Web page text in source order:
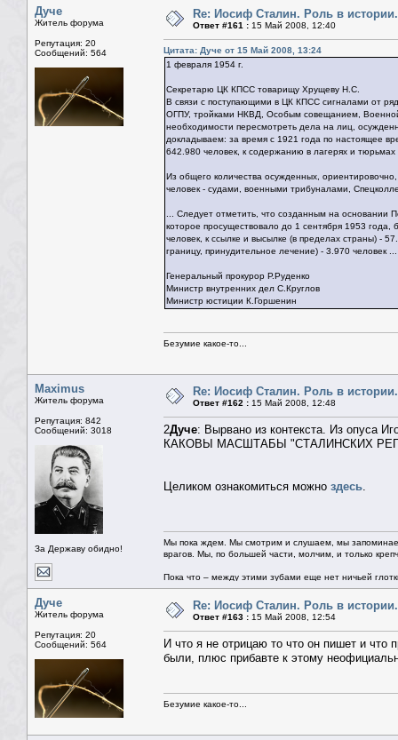
Дуче
Житель форума
Репутация: 20
Сообщений: 564
Re: Иосиф Сталин. Роль в истории.
Ответ #161 : 15 Май 2008, 12:40
Цитата: Дуче от 15 Май 2008, 13:24
1 февраля 1954 г.
Секретарю ЦК КПСС товарищу Хрущеву Н.С.
В связи с поступающими в ЦК КПСС сигналами от
ОГПУ, тройками НКВД, Особым совещанием,
необходимости пересмотреть дела на лиц,
докладываем: за время с 1921 года по настоящее
642.980 человек, к содержанию в лагерях и
Из общего количества осужденных,
человек - судами, военными трибуналами,
... Следует отметить, что созданным на
которое просуществовало до 1 сентября 1953
человек, к ссылке и высылке (в пределах страны) -
границу, принудительное лечение) - 3.970 человек ...
Генеральный прокурор Р.Руденко
Министр внутренних дел С.Круглов
Министр юстиции К.Горшенин
Безумие какое-то...
Maximus
Житель форума
Репутация: 842
Сообщений: 3018
За Державу обидно!
Re: Иосиф Сталин. Роль в истории.
Ответ #162 : 15 Май 2008, 12:48
2Дуче: Вырвано из контекста. Из опуса
КАКОВЫ МАСШТАБЫ "СТАЛИНСКИХ
Целиком ознакомиться можно здесь.
Мы пока ждем. Мы смотрим и слушаем, мы
врагов. Мы, по большей части, молчим, и только
Пока что – между этими зубами еще нет ничьей
Дуче
Житель форума
Репутация: 20
Сообщений: 564
Re: Иосиф Сталин. Роль в истории.
Ответ #163 : 15 Май 2008, 12:54
И что я не отрицаю то что он пишет и
были, плюс прибавте к этому
Безумие какое-то...